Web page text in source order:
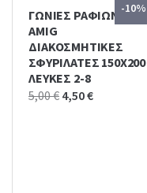
-10%
ΓΩΝΙΕΣ ΡΑΦΙΩΝ
AMIG
ΔΙΑΚΟΣΜΗΤΙΚΕΣ
ΣΦΥΡΙΛΑΤΕΣ 150Χ200
ΛΕΥΚΕΣ 2-8
5,00€ Original
4,50€Current